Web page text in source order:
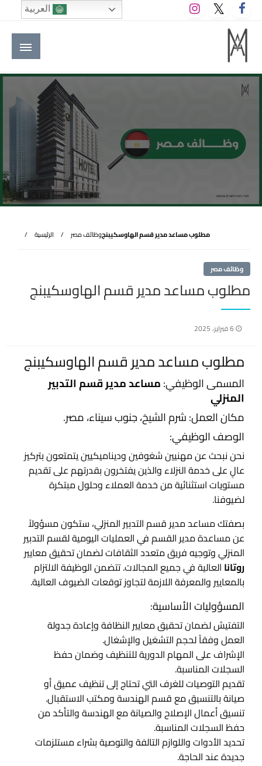
التخطي
إلى
المحتوى
M A hotels | إم ايه هوتيلز
الموقع الأول للعاملين في الفنادق في العالم العربي
الرئيسية وظائف مصرمطلوب مساعد مدير قسم الهاوسكيبنج
وظائف مصر
مطلوب مساعد مدير قسم الهاوسكيبنج
نُشر
6 فبراير، 2025
مطلوب مساعد مدير قسم الهاوسكيبنج
المسمى الوظيفي:مساعد مدير قسم التدبير
المنزلي
مكان العمل: شرم الشيخ، جنوب سيناء، مصر.
الوصف الوظيفي:
نحن نبحث عن مهنيين شغوفين وديناميكيين يتمتعون بتركيز
عالٍ على خدمة النزلاء والذين يفتخرون بقدرتهم على تقديم
مستويات استثنائية من خدمة العملاء وحلول مبتكرة
لضيوفنا.
بصفتك مساعد مدير قسم التدبير المنزلي، ستكون مسؤولاً
عن مساعدة مدير القسم في العمليات اليومية لقسم التدبير
المنزلي وتوجيه فريق متعدد الثقافات لضمان تحقيق معايير
روتانا العالية في جميع المجالات. تتضمن الوظيفة الالتزام
بالمعايير والمعرفة اللازمة لتجاوز توقعات الضيوف العالية.
المسؤوليات الأساسية:
التفتيش لضمان تحقيق معايير النظافة وإعادة جدولة
العمل وفقاً لحجم التشغيل والإشغال.
الإشراف على المهام الدورية للتنظيف وضمان حفظ
السجلات المناسبة.
تقديم التوصيات للغرف التي تحتاج إلى تنظيف عميق أو
صيانة بالتنسيق مع قسم الهندسة ومكتب الاستقبال.
تنسيق أعمال الإصلاح والصيانة مع الهندسة والتأكد من
حفظ السجلات المناسبة.
تحديد الأدوات واللوازم التالفة والتوصية بشراء مستلزمات
جديدة عند الحاجة.
العربية